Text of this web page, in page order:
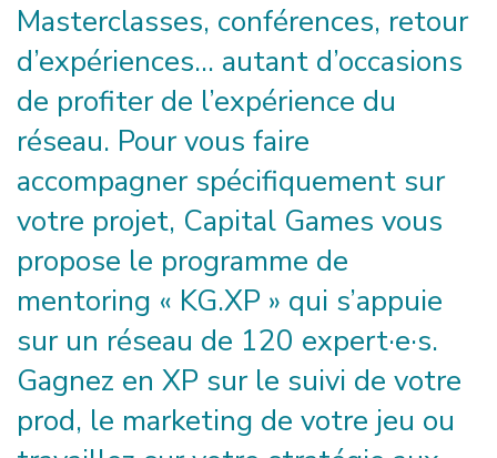
Masterclasses, conférences, retour
d’expériences… autant d’occasions
de profiter de l’expérience du
réseau. Pour vous faire
accompagner spécifiquement sur
votre projet, Capital Games vous
propose le programme de
mentoring « KG.XP » qui s’appuie
sur un réseau de 120 expert·e·s.
Gagnez en XP sur le suivi de votre
prod, le marketing de votre jeu ou